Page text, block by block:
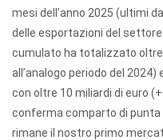
mesi dell ’anno 2025 (ultimi
delle esportazioni del
cumulato ha totalizzato oltre
all ’analogo periodo del 2024) e
con oltre 10 miliardi di euro
conferma comparto di punta
rimane il nostro primo